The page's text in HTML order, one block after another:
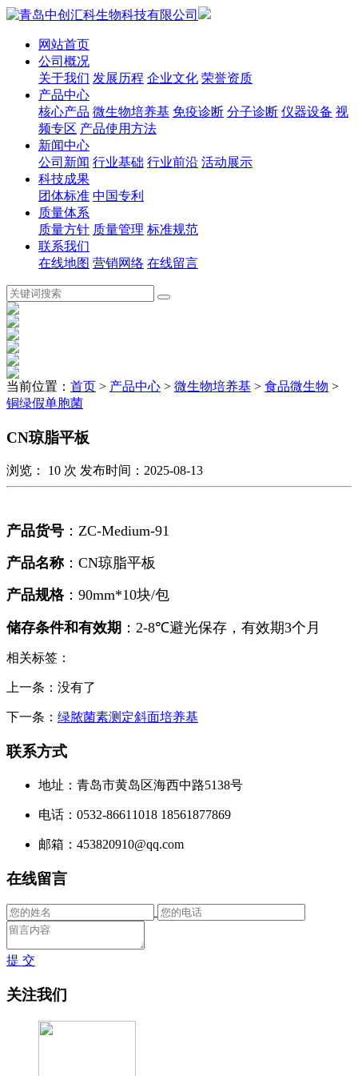
网站首页
公司概况
关于我们 发展历程 企业文化 荣誉资质
产品中心
核心产品 微生物培养基 免疫诊断 分子诊断 仪器设备 视
频专区 产品使用方法
新闻中心
公司新闻 行业基础 行业前沿 活动展示
科技成果
团体标准 中国专利
质量体系
质量方针 质量管理 标准规范
联系我们
在线地图 营销网络 在线留言
当前位置： 首页 > 产品中心 > 微生物培养基 > 食品微生物 >
铜绿假单胞菌
CN琼脂平板
浏览： 10 次 发布时间：2025-08-13
产品货号 ： ZC-Medium-91
产品名称： CN琼脂平板
产品规格： 90mm*10块/包
储存条件和有效期 ： 2-8℃避光保存，有效期3个月
相关标签：
上一条：没有了
下一条： 绿脓菌素测定斜面培养基
联系方式
地址：青岛市黄岛区海西中路5138号
电话：0532-86611018 18561877869
邮箱：453820910@qq.com
在线留言
提 交
关注我们